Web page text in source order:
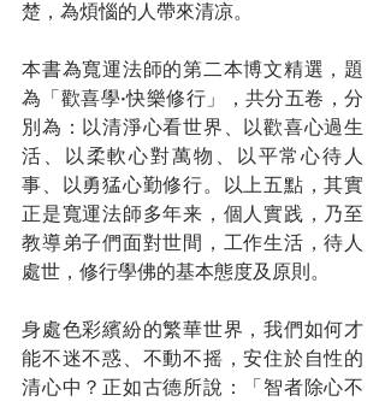
楚，為煩惱的人帶來清凉。
本書為寬運法師的第二本博文精選，題
為「歡喜學·快樂修行」，共分五卷，分
別為：以清淨心看世界、以歡喜心過生
活、以柔軟心對萬物、以平常心待人
事、以勇猛心勤修行。以上五點，其實
正是寬運法師多年来，個人實践，乃至
教導弟子們面對世間，工作生活，待人
處世，修行學佛的基本態度及原則。
身處色彩繽紛的繁華世界，我們如何才
能不迷不惑、不動不摇，安住於自性的
清心中？正如古德所說：「智者除心不